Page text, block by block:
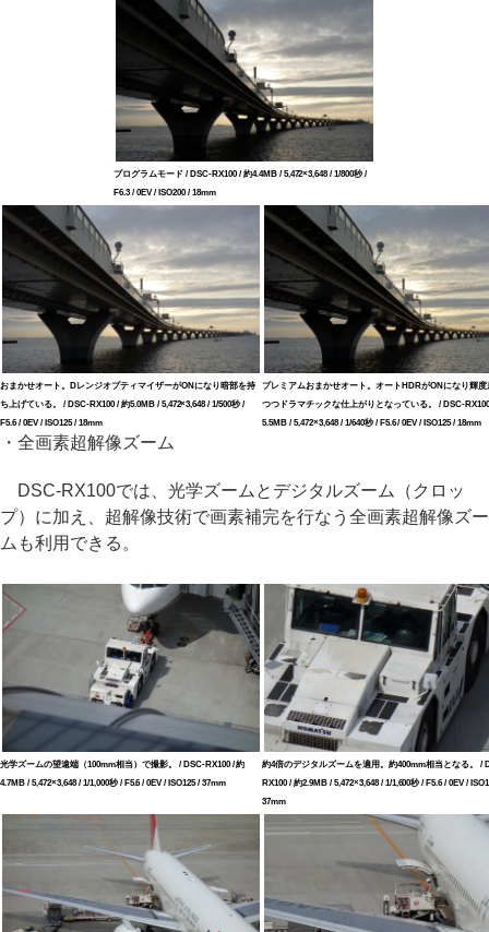
プログラムモード / DSC-RX100 / 約4.4MB / 5,472×3,648 / 1/800秒 /
F6.3 / 0EV / ISO200 / 18mm
おまかせオート。DレンジオプティマイザーがONになり暗部を持
ち上げている。 / DSC-RX100 / 約5.0MB / 5,472×3,648 / 1/500秒 /
F5.6 / 0EV / ISO125 / 18mm
プレミアムおまかせオート。オートHDRがONになり輝度
つつドラマチックな仕上がりとなっている。 / DSC-
5.5MB / 5,472×3,648 / 1/640秒 / F5.6 / 0EV / ISO125 / 18mm
・全画素超解像ズーム
DSC-RX100では、光学ズームとデジタルズーム（クロッ
プ）に加え、超解像技術で画素補完を行なう全画素超解像ズー
ムも利用できる。
光学ズームの望遠端（100mm相当）で撮影。 / DSC-RX100 / 約
4.7MB / 5,472×3,648 / 1/1,000秒 / F5.6 / 0EV / ISO125 / 37mm
約4倍のデジタルズームを適用。約400mm相当となる。 /
RX100 / 約2.9MB / 5,472×3,648 / 1/1,600秒 / F5.6 / 0EV /
37mm